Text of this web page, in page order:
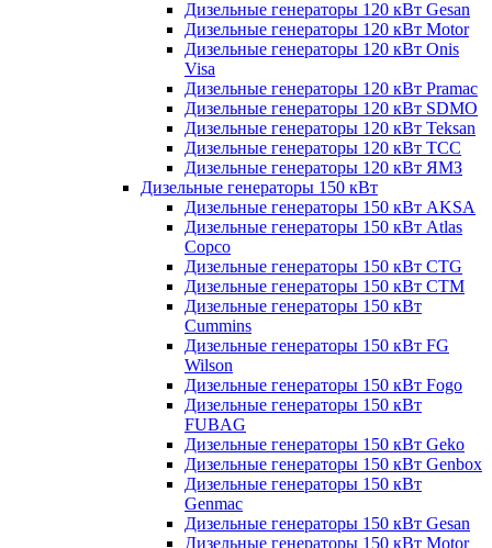
Дизельные генераторы 120 кВт Gesan
Дизельные генераторы 120 кВт Motor
Дизельные генераторы 120 кВт Onis
Visa
Дизельные генераторы 120 кВт Pramac
Дизельные генераторы 120 кВт SDMO
Дизельные генераторы 120 кВт Teksan
Дизельные генераторы 120 кВт ТСС
Дизельные генераторы 120 кВт ЯМЗ
Дизельные генераторы 150 кВт
Дизельные генераторы 150 кВт AKSA
Дизельные генераторы 150 кВт Atlas
Copco
Дизельные генераторы 150 кВт CTG
Дизельные генераторы 150 кВт CTM
Дизельные генераторы 150 кВт
Cummins
Дизельные генераторы 150 кВт FG
Wilson
Дизельные генераторы 150 кВт Fogo
Дизельные генераторы 150 кВт
FUBAG
Дизельные генераторы 150 кВт Geko
Дизельные генераторы 150 кВт Genbox
Дизельные генераторы 150 кВт
Genmac
Дизельные генераторы 150 кВт Gesan
Дизельные генераторы 150 кВт Motor